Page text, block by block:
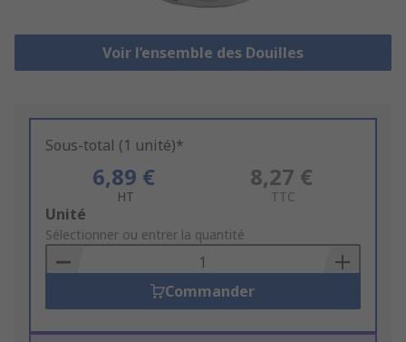
Voir l’ensemble des Douilles
Sous-total (1 unité)*
6,89 €
HT
8,27 €
TTC
Add
to
Basket
Unité
Sélectionner ou entrer la quantité
Commander